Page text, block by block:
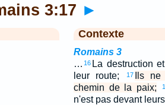
3:17 ►
Contexte
Romains 3
… 16 La destruction
leur route;
17
Ils
chemin de la paix;
n'est pas devant